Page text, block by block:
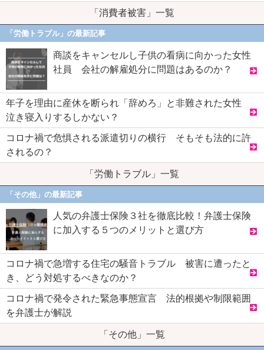
「消費者被害」一覧
「労働トラブル」の最新記事
商談をキャンセルし子供の看病に向かった女性
社員 会社の解雇処分に問題はあるのか？
年子を理由に産休を断られ「辞めろ」と非難された女性
泣き寝入りするしかない？
コロナ禍で危惧される派遣切りの横行 そもそも法的に許
されるの？
「労働トラブル」一覧
「その他」の最新記事
人気の弁護士保険３社を徹底比較！弁護士保険
に加入する５つのメリットと選び方
コロナ禍で急増する住宅の騒音トラブル 被害に遭ったと
き、どう対処するべきなのか？
コロナ禍で発令された緊急事態宣言 法的根拠や制限範囲
を弁護士が解説
「その他」一覧